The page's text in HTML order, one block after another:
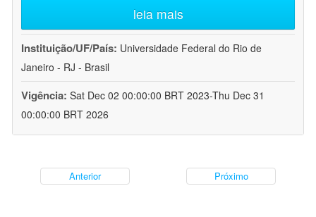
leia mais
Instituição/UF/País: Universidade Federal do Rio de
Janeiro - RJ - Brasil
Vigência: Sat Dec 02 00:00:00 BRT 2023-Thu Dec 31
00:00:00 BRT 2026
Anterior Próximo